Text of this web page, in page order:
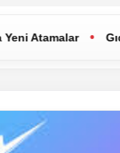
• Gıda